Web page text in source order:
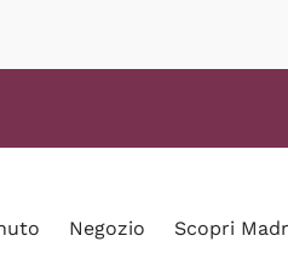
Negozio Scopri